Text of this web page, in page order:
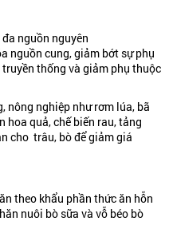
nguồn nguyên
nguồn cung, giảm bớt sự phụ
thống và giảm phụ thuộc
nông nghiệp như rơm lúa, bã
hoa quả, chế biến rau, tảng
cho trâu, bò để giảm giá
theo khẩu phần thức ăn hỗn
nuôi bò sữa và vỗ béo bò